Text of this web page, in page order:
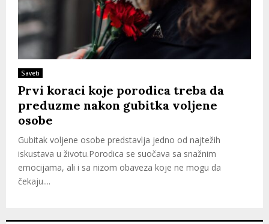
Saveti
Prvi koraci koje porodica treba da
preduzme nakon gubitka voljene
osobe
Gubitak voljene osobe predstavlja jedno od najtežih
iskustava u životu.Porodica se suočava sa snažnim
emocijama, ali i sa nizom obaveza koje ne mogu da
čekaju....